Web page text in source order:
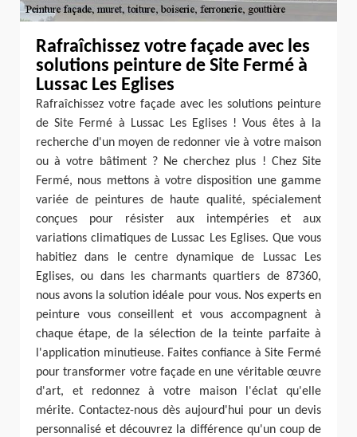
Rafraîchissez votre façade avec les
solutions peinture de Site Fermé à
Lussac Les Eglises
Rafraîchissez votre façade avec les solutions peinture
de Site Fermé à Lussac Les Eglises ! Vous êtes à la
recherche d'un moyen de redonner vie à votre maison
ou à votre bâtiment ? Ne cherchez plus ! Chez Site
Fermé, nous mettons à votre disposition une gamme
variée de peintures de haute qualité, spécialement
conçues pour résister aux intempéries et aux
variations climatiques de Lussac Les Eglises. Que vous
habitiez dans le centre dynamique de Lussac Les
Eglises, ou dans les charmants quartiers de 87360,
nous avons la solution idéale pour vous. Nos experts en
peinture vous conseillent et vous accompagnent à
chaque étape, de la sélection de la teinte parfaite à
l'application minutieuse. Faites confiance à Site Fermé
pour transformer votre façade en une véritable œuvre
d'art, et redonnez à votre maison l'éclat qu'elle
mérite. Contactez-nous dès aujourd'hui pour un devis
personnalisé et découvrez la différence qu'un coup de